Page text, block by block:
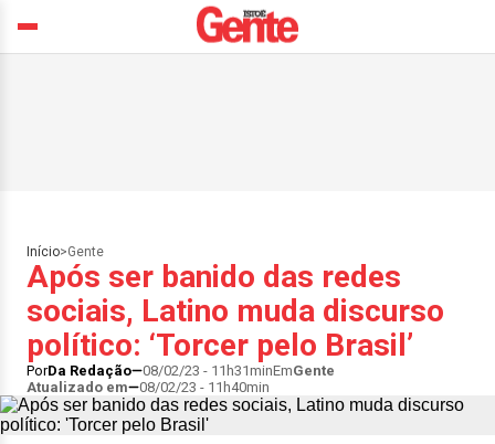
Início>Gente
Após ser banido das redes
sociais, Latino muda discurso
político: ‘Torcer pelo Brasil’
PorDa Redação 08/02/23 - 11h31minEmGente
Atualizado em
08/02/23 - 11h40min